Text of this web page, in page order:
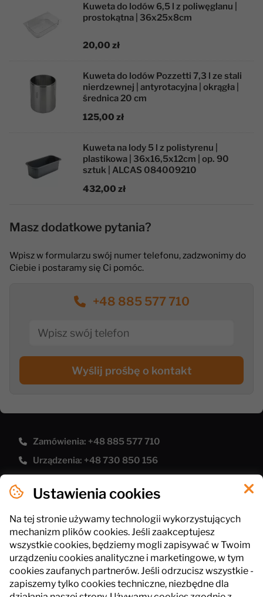
Ustawienia cookies
Na tej stronie używamy technologii wykorzystujących
mechanizm plików cookies. Jeśli zaakceptujesz
wszystkie cookies, będziemy mogli zapisywać w Twoim
urządzeniu cookies analityczne i marketingowe, w tym
cookies zaufanych partnerów. Jeśli odrzucisz wszystkie -
zapiszemy tylko cookies techniczne, niezbędne dla
Kuweta do lodów 6,5 l z poliwęglanu |
prostokątna | 36x25x8cm
20,00 zł
Kuweta do lodów Pozzetti 7,3 l ze stali
nierdzewnej | antyrotacyjna | okrągła |
średnica 20 cm
125,00 zł
Kuweta na lody 5 l z polistyrenu |
plastikowa | 36x16,5x12cm | op. 90
sztuk | ALCAS 084009210
432,00 zł
Masz dodatkowe pytania?
Wpisz w formularzu swój numer telefonu, zadzwonimy do
Ciebie i postaramy się Ci pomóc.
+48 885 577 710
Wyślij prośbę o kontakt
Zamówienia: +48 885 577 710
Urządzenia: +48 730 850 156
Polityka prywatności
Pliki cookies
Regulamin sklepu
InPlus Gastro
ul. Słowackiego 41, 43-211 Piasek